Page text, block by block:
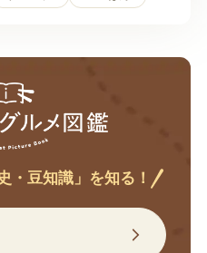
・豆知識」を知る！